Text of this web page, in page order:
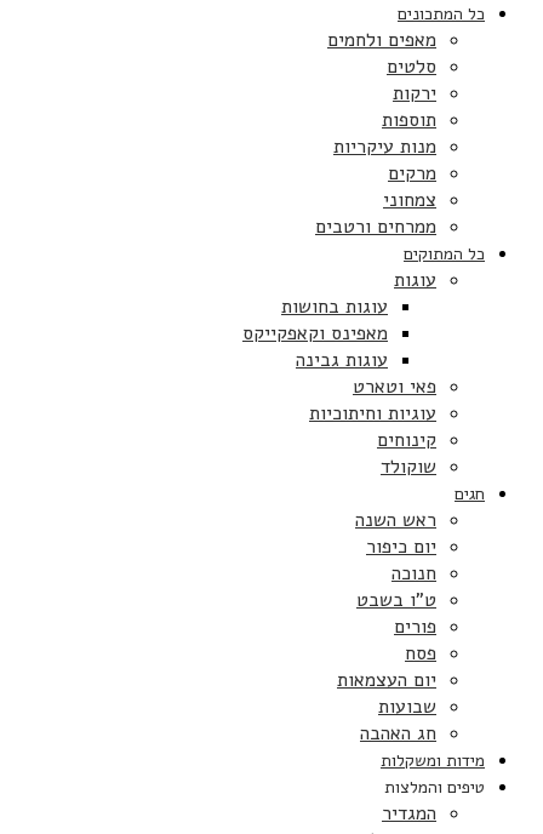
כל המתכונים
מאפים ולחמים
סלטים
ירקות
תוספות
מנות עיקריות
מרקים
צמחוני
ממרחים ורטבים
כל המתוקים
עוגות
עוגות בחושות
מאפינס וקאפקייקס
עוגות גבינה
פאי וטארט
עוגיות וחיתוכיות
קינוחים
שוקולד
חגים
ראש השנה
יום כיפור
חנוכה
ט”ו בשבט
פורים
פסח
יום העצמאות
שבועות
חג האהבה
מידות ומשקלות
טיפים והמלצות
המגדיר